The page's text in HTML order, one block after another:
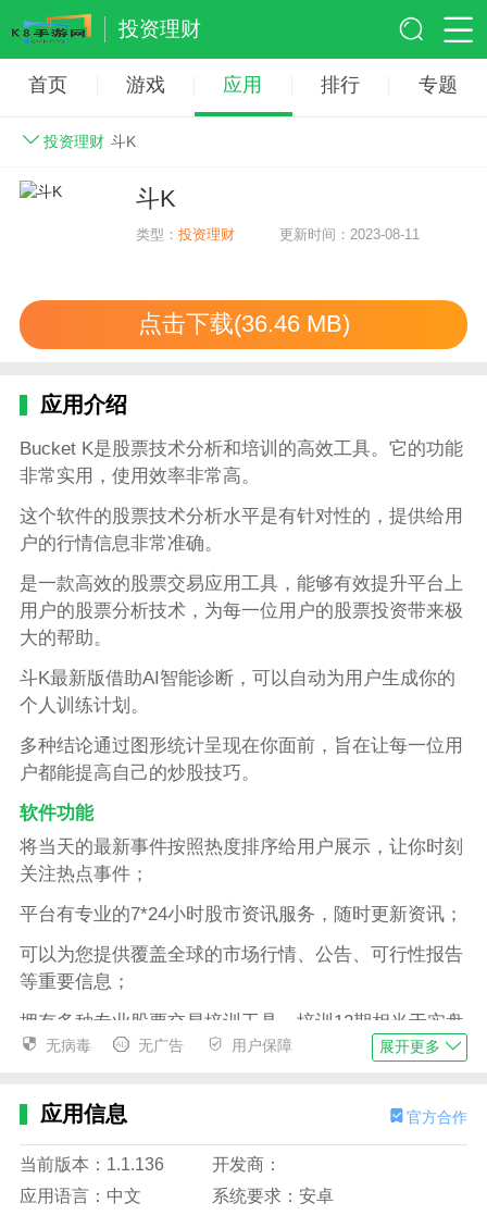
投资理财
首页 游戏 应用 排行 专题
投资理财 斗K
斗K
类型：投资理财 更新时间：2023-08-11
点击下载(36.46 MB)
应用介绍
Bucket K是股票技术分析和培训的高效工具。它的功能
非常实用，使用效率非常高。
这个软件的股票技术分析水平是有针对性的，提供给用
户的行情信息非常准确。
是一款高效的股票交易应用工具，能够有效提升平台上
用户的股票分析技术，为每一位用户的股票投资带来极
大的帮助。
斗K最新版借助AI智能诊断，可以自动为用户生成你的
个人训练计划。
多种结论通过图形统计呈现在你面前，旨在让每一位用
户都能提高自己的炒股技巧。
软件功能
将当天的最新事件按照热度排序给用户展示，让你时刻
关注热点事件；
平台有专业的7*24小时股市资讯服务，随时更新资讯；
可以为您提供覆盖全球的市场行情、公告、可行性报告
等重要信息；
拥有多种专业股票交易培训工具，培训12期相当于实盘
交易一年；
自定义自己的邀请函二维码，设置个性化海报。
软件特色
1.我们可以通过各种热点事件来预测行业趋势的发展。
无病毒 无广告 用户保障 展开更多
应用信息 官方合作
当前版本：1.1.136
开发商：
应用语言：中文
系统要求：安卓